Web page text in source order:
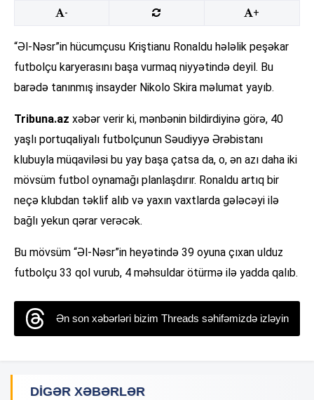
- +
“Əl-Nəsr”in hücumçusu Kriştianu Ronaldu hələlik peşəkar
futbolçu karyerasını başa vurmaq niyyətində deyil. Bu
barədə tanınmış insayder Nikolo Skira məlumat yayıb.
Tribuna.az xəbər verir ki, mənbənin bildirdiyinə görə, 40
yaşlı portuqaliyalı futbolçunun Səudiyyə Ərəbistanı
klubuyla müqaviləsi bu yay başa çatsa da, o, ən azı daha iki
mövsüm futbol oynamağı planlaşdırır. Ronaldu artıq bir
neçə klubdan təklif alıb və yaxın vaxtlarda gələcəyi ilə
bağlı yekun qərar verəcək.
Bu mövsüm “Əl-Nəsr”in heyətində 39 oyuna çıxan ulduz
futbolçu 33 qol vurub, 4 məhsuldar ötürmə ilə yadda qalıb.
Ən son xəbərləri bizim Threads səhifəmizdə izləyin
DIGƏR XƏBƏRLƏR